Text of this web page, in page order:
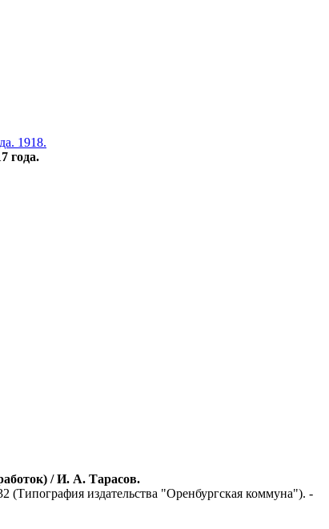
1918.
года.
/ И. А. Тарасов.
(Типография издательства "Оренбургская коммуна"). -